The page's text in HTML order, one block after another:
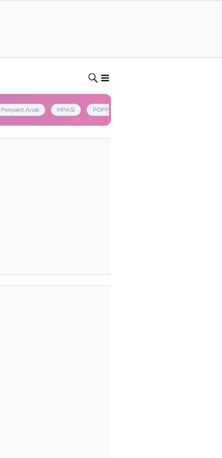
Penyakit Anak MPASI POPPAPA